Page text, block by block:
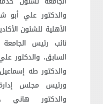
والدكتور علي أبو
الأهلية للشئون
نائب رئيس الجامعة
السابق، والدكتور
والدكتور طه
ورئيس مجلس إدارة
والدكتور هاني